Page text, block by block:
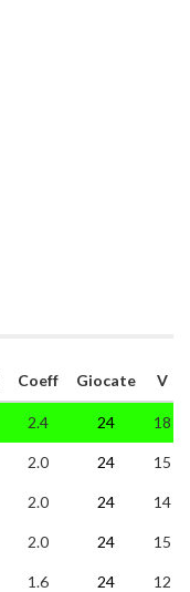
Coeff Giocate V
2.4 24 18
2.0 24 15
2.0 24 14
2.0 24 15
1.6 24 12